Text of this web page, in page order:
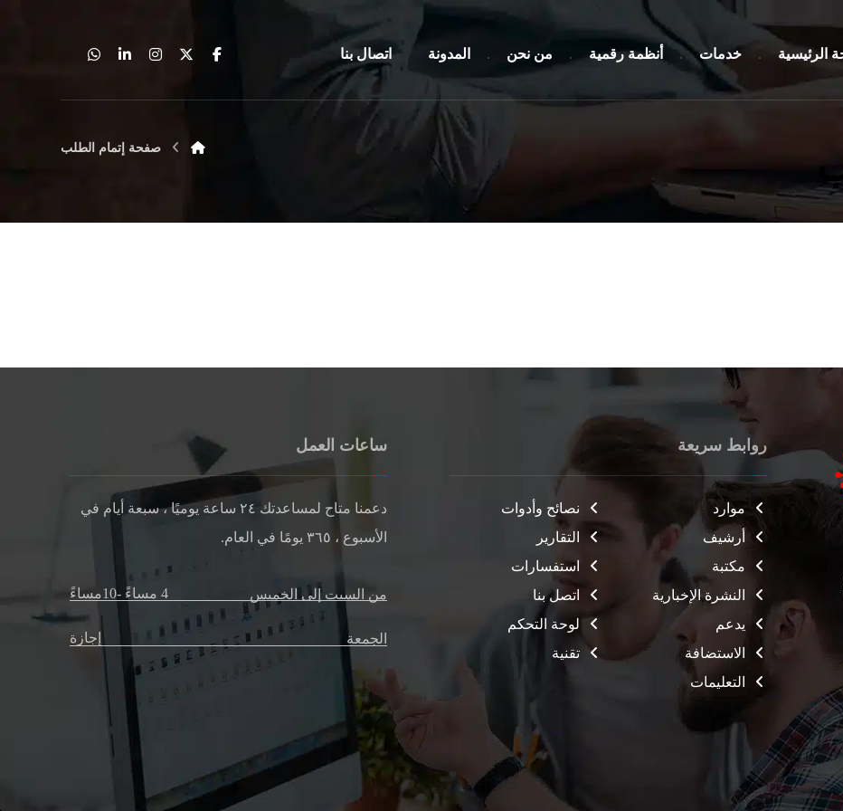
الرئيسية خدمات أنظمة رقمية من نحن المدونة اتصال بنا
صفحة إتمام الطلب
روابط سريعة
موارد
نصائح وأدوات
أرشيف
التقارير
مكتبة
استفسارات
النشرة الإخبارية
اتصل بنا
يدعم
لوحة التحكم
الاستضافة
تقنية
التعليمات
ساعات العمل
دعمنا متاح لمساعدتك ٢٤ ساعة
يوميًا ، سبعة أيام في
الأسبوع ، ٣٦٥ يومًا في العام.
من السبت إلى الخميس 4 مساءً -10مساءً
الجمعة إجازة